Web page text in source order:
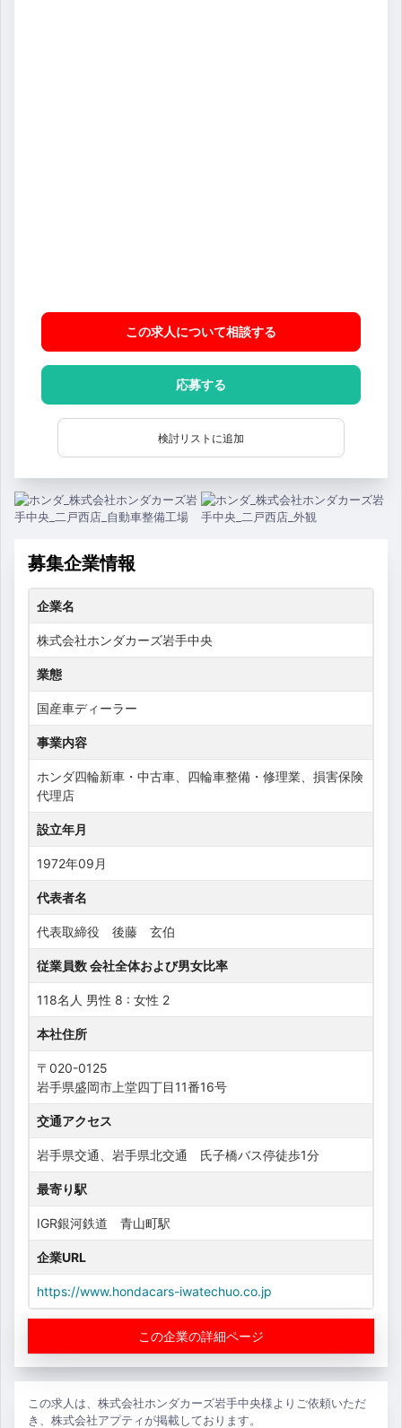
この求人について相談する
応募する
検討リストに追加
募集企業情報
企業名
株式会社ホンダカーズ岩手中央
業態
国産車ディーラー
事業内容
ホンダ四輪新車・中古車、四輪車整備・修理業、損害保険
代理店
設立年月
1972年09月
代表者名
代表取締役 後藤 玄伯
従業員数 会社全体および男女比率
118名人 男性 8 : 女性 2
本社住所
〒020-0125
岩手県盛岡市上堂四丁目11番16号
交通アクセス
岩手県交通、岩手県北交通 氏子橋バス停徒歩1分
最寄り駅
IGR銀河鉄道 青山町駅
企業URL
https://www.hondacars-iwatechuo.co.jp
この企業の詳細ページ
この求人は、株式会社ホンダカーズ岩手中央様よりご依頼いただ
き、株式会社アプティが掲載しております。